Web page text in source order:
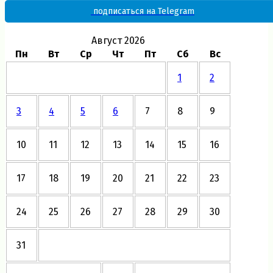
подписаться на Telegram
Август 2026
Пн
Вт Ср Чт Пт Сб Вс
1 2
3 4 5 6 7 8 9
10 11 12 13 14 15 16
17 18 19 20 21 22 23
24 25 26 27 28 29 30
31